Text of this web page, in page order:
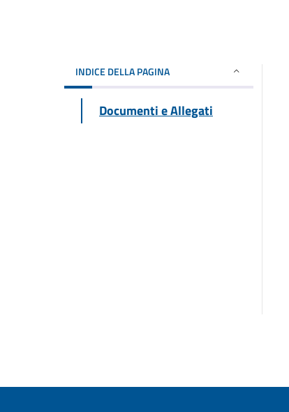
INDICE DELLA PAGINA
Documenti e Allegati